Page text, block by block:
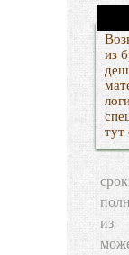
из
тут
из